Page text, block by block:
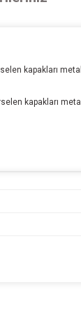
kapakları metal
kapakları metal